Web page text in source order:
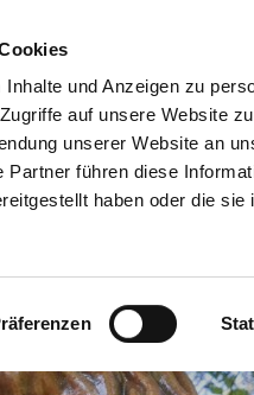
und Anzeigen zu
auf unsere Website
unserer Website an
Partner führen diese
haben oder die
planen